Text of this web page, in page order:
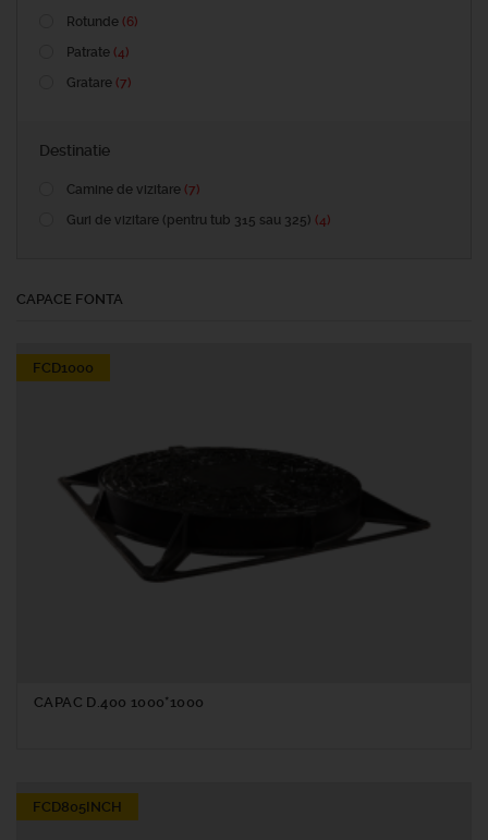
Rotunde (6)
Patrate (4)
Gratare (7)
Destinatie
Camine de vizitare (7)
Guri de vizitare (pentru tub 315 sau 325) (4)
CAPACE FONTA
FCD1000
CAPAC D.400 1000*1000
FCD805INCH